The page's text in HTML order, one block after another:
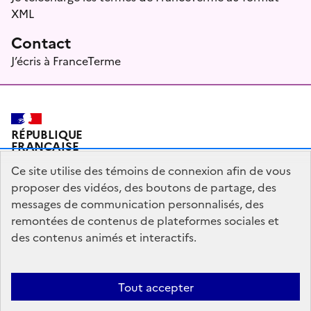
XML
Contact
J’écris à FranceTerme
RÉPUBLIQUE
FRANÇAISE
Plan du site Mentions légales Qui sommes-nous ?
Partagez votre expérience pour améliorer les services
Accessibilité : partiellement conforme
Ce site utilise des témoins de connexion afin de vous
proposer des vidéos, des boutons de partage, des
messages de communication personnalisés, des
remontées de contenus de plateformes sociales et
des contenus animés et interactifs.
Tout accepter